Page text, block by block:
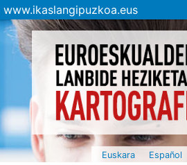
www.ikaslangipuzkoa.eus
Euskara Español